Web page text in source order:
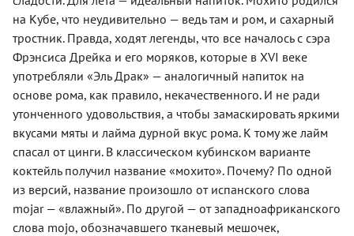
на Кубе, что неудивительно — ведь там и ром, и сахарный
тростник. Правда, ходят легенды, что все началось с сэра
Фрэнсиса Дрейка и его моряков, которые в XVI веке
употребляли «Эль Драк» — аналогичный напиток на
основе рома, как правило, некачественного. И не ради
утонченного удовольствия, а чтобы замаскировать яркими
вкусами мяты и лайма дурной вкус рома. К тому же лайм
спасал от цинги. В классическом кубинском варианте
коктейль получил название «мохито». Почему? По одной
из версий, название произошло от испанского слова
mojar — «влажный». По другой — от западноафриканского
слова mojo, обозначавшего тканевый мешочек,